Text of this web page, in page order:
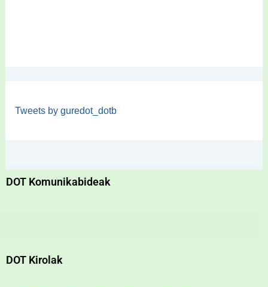
Tweets by guredot_dotb
DOT Komunikabideak
DOT Kirolak